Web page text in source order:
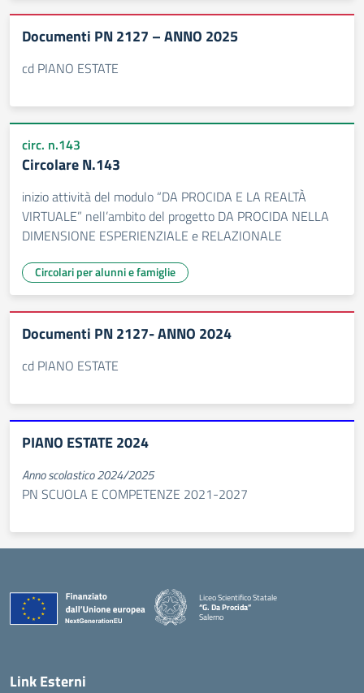
Documenti PN 2127 – ANNO 2025
cd PIANO ESTATE
circ. n.143
Circolare N.143
inizio attività del modulo “DA PROCIDA E LA REALTÀ
VIRTUALE” nell’ambito del progetto DA PROCIDA NELLA
DIMENSIONE ESPERIENZIALE e RELAZIONALE
Circolari per alunni e famiglie
Documenti PN 2127- ANNO 2024
cd PIANO ESTATE
PIANO ESTATE 2024
Anno scolastico 2024/2025
PN SCUOLA E COMPETENZE 2021-2027
Liceo Scientifico Statale
“G. Da Procida”
Salerno
Link Esterni